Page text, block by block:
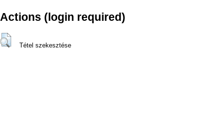
Actions (login required)
Tétel szekesztése